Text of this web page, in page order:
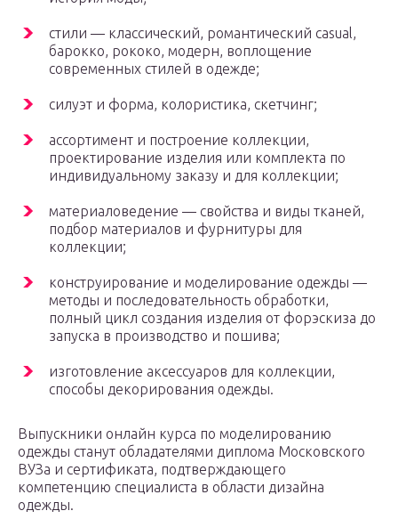
стили — классический, романтический casual,
барокко, рококо, модерн, воплощение
современных стилей в одежде;
силуэт и форма, колористика, скетчинг;
ассортимент и построение коллекции,
проектирование изделия или комплекта по
индивидуальному заказу и для коллекции;
материаловедение — свойства и виды тканей,
подбор материалов и фурнитуры для
коллекции;
конструирование и моделирование одежды —
методы и последовательность обработки,
полный цикл создания изделия от форэскиза до
запуска в производство и пошива;
изготовление аксессуаров для коллекции,
способы декорирования одежды.
Выпускники онлайн курса по моделированию
одежды станут обладателями диплома Московского
ВУЗа и сертификата, подтверждающего
компетенцию специалиста в области дизайна
одежды.